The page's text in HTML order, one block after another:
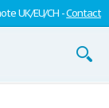
UK/EU/CH -Contact